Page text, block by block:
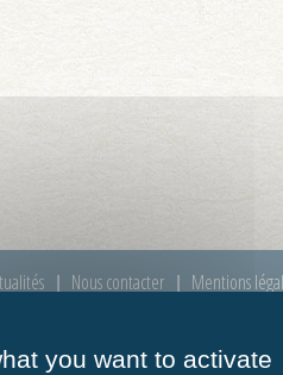
Nous contacter Mentions
you want to activate